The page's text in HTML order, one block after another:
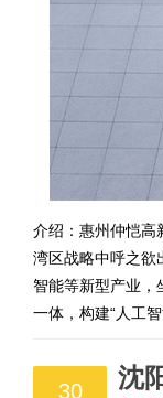
介绍：惠州仲恺高
湾区战略中呼之欲
智能等新型产业，
一体，构建“人工
30 沈